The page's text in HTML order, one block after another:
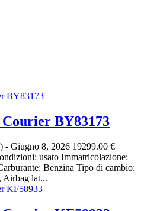
BY83173
- Giugno 8, 2026 19299.00 €
usato Immatricolazione:
Benzina Tipo di cambio:
Airbag lat...